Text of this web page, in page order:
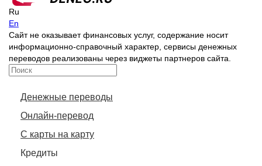
Ru
En
Сайт не оказывает финансовых услуг, содержание носит
информационно-справочный характер, сервисы денежных
переводов реализованы через виджеты партнеров сайта.
Денежные переводы
Онлайн-перевод
С карты на карту
Кредиты